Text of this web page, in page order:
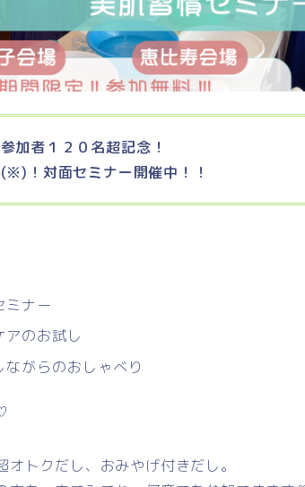
加者１２０名超記念！
！対面セミナー開催中！！
ミナー
アのお試し
がらのおしゃべり
トクだし、おみやげ付きだし。